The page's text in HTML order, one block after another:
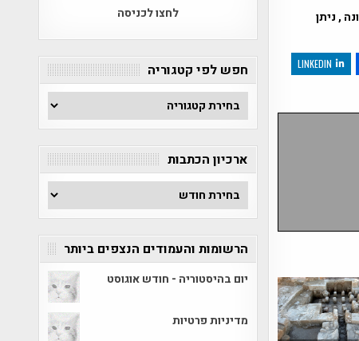
, ניתן
LINKEDIN
לחצו לכניסה
חפש לפי קטגוריה
חפש
לפי
קטגוריה
ארכיון הכתבות
ארכיון
הכתבות
הרשומות והעמודים הנצפים ביותר
יום בהיסטוריה - חודש אוגוסט
מדיניות פרטיות